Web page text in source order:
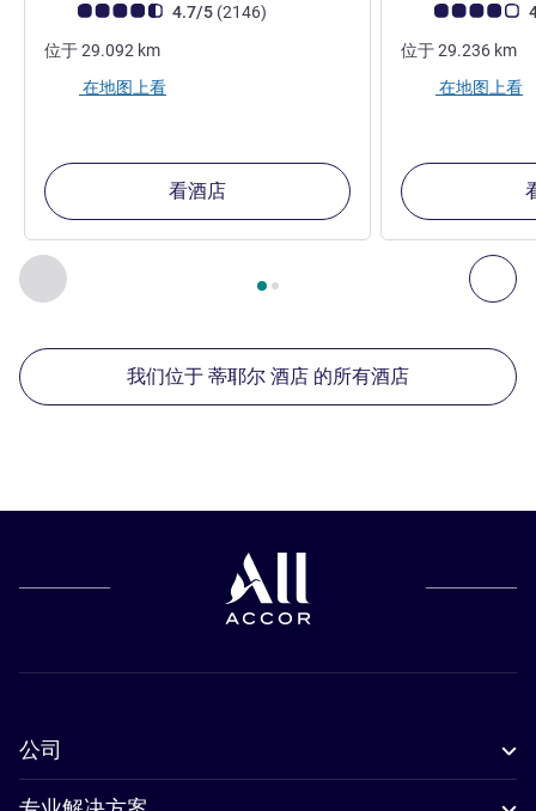
上一个 - 我们在附近的其他酒店 下
第 页，共 , 我们在附近的其他酒店 1 :, 我们在附近的
客户意见评级 (ALL 评级)
4.7/5 (2146评论
)
位于29.092 km
在地图上看
看酒店
客户意见评级
位于29.236 km
在地图上看
我们位于 蒂耶尔 酒店 的所有酒店
公司